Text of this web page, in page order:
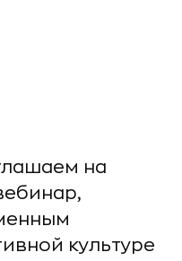
на
культуре